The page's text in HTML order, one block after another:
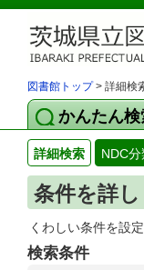
図書館トップ> 詳細検
かんたん検
詳細検索 NDC
条件を詳
くわしい条件を設
検索条件